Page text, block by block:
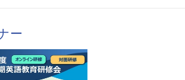
ー